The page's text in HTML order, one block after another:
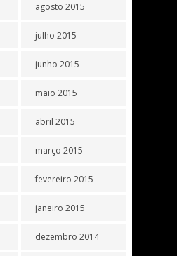
agosto 2015
julho 2015
junho 2015
maio 2015
abril 2015
março 2015
fevereiro 2015
janeiro 2015
dezembro 2014